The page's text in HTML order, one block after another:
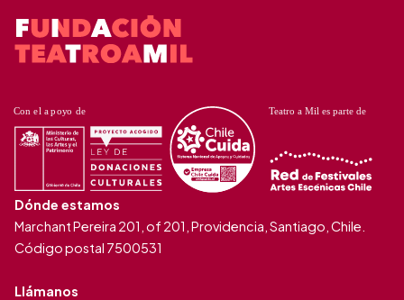
Dónde estamos
Marchant Pereira 201, of 201, Providencia, Santiago, Chile.
Código postal 7500531
Llámanos